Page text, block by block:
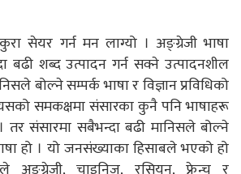
सेयर गर्न मन लाग्यो । अङ्ग्रेजी भाषा
बढी शब्द उत्पादन गर्न सक्ने उत्पादनशील
बोल्ने सम्पर्क भाषा र विज्ञान प्रविधिको
समकक्षमा संसारका कुनै पनि भाषाहरू
संसारमा सबैभन्दा बढी मानिसले बोल्ने
हो । यो जनसंख्याका हिसाबले भएको हो